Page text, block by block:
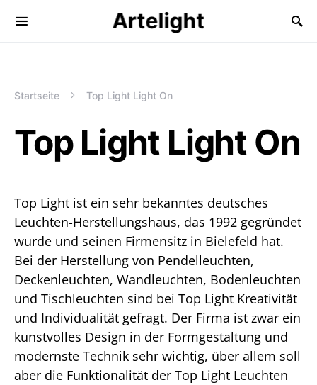
Artelight
Startseite Top Light Light On
Top Light Light On
Top Light ist ein sehr bekanntes deutsches
Leuchten-Herstellungshaus, das 1992 gegründet
wurde und seinen Firmensitz in Bielefeld hat.
Bei der Herstellung von Pendelleuchten,
Deckenleuchten, Wandleuchten, Bodenleuchten
und Tischleuchten sind bei Top Light Kreativität
und Individualität gefragt. Der Firma ist zwar ein
kunstvolles Design in der Formgestaltung und
modernste Technik sehr wichtig, über allem soll
aber die Funktionalität der Top Light Leuchten